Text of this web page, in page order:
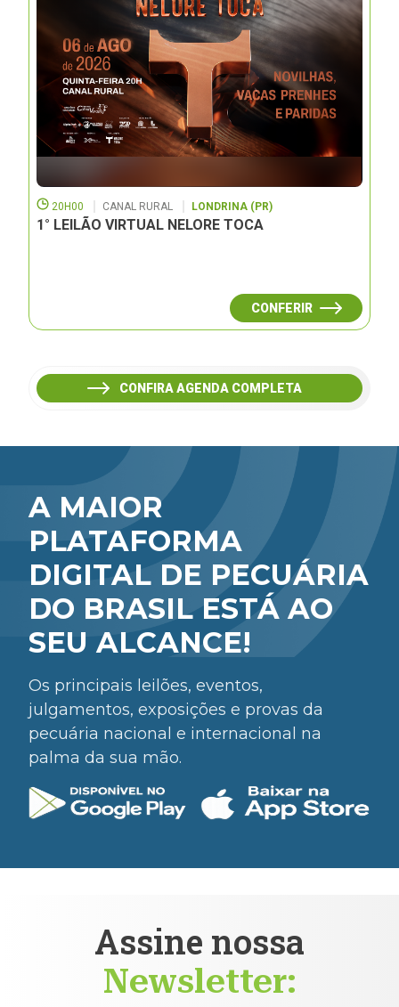
20H00 CANAL RURAL LONDRINA (PR)
1° LEILÃO VIRTUAL NELORE TOCA
CONFERIR
CONFIRA AGENDA COMPLETA
A MAIOR
PLATAFORMA
DIGITAL DE PECUÁRIA
DO BRASIL ESTÁ AO
SEU ALCANCE!
Os principais leilões, eventos,
julgamentos, exposições e provas da
pecuária nacional e internacional na
palma da sua mão.
Assine nossa
Newsletter: